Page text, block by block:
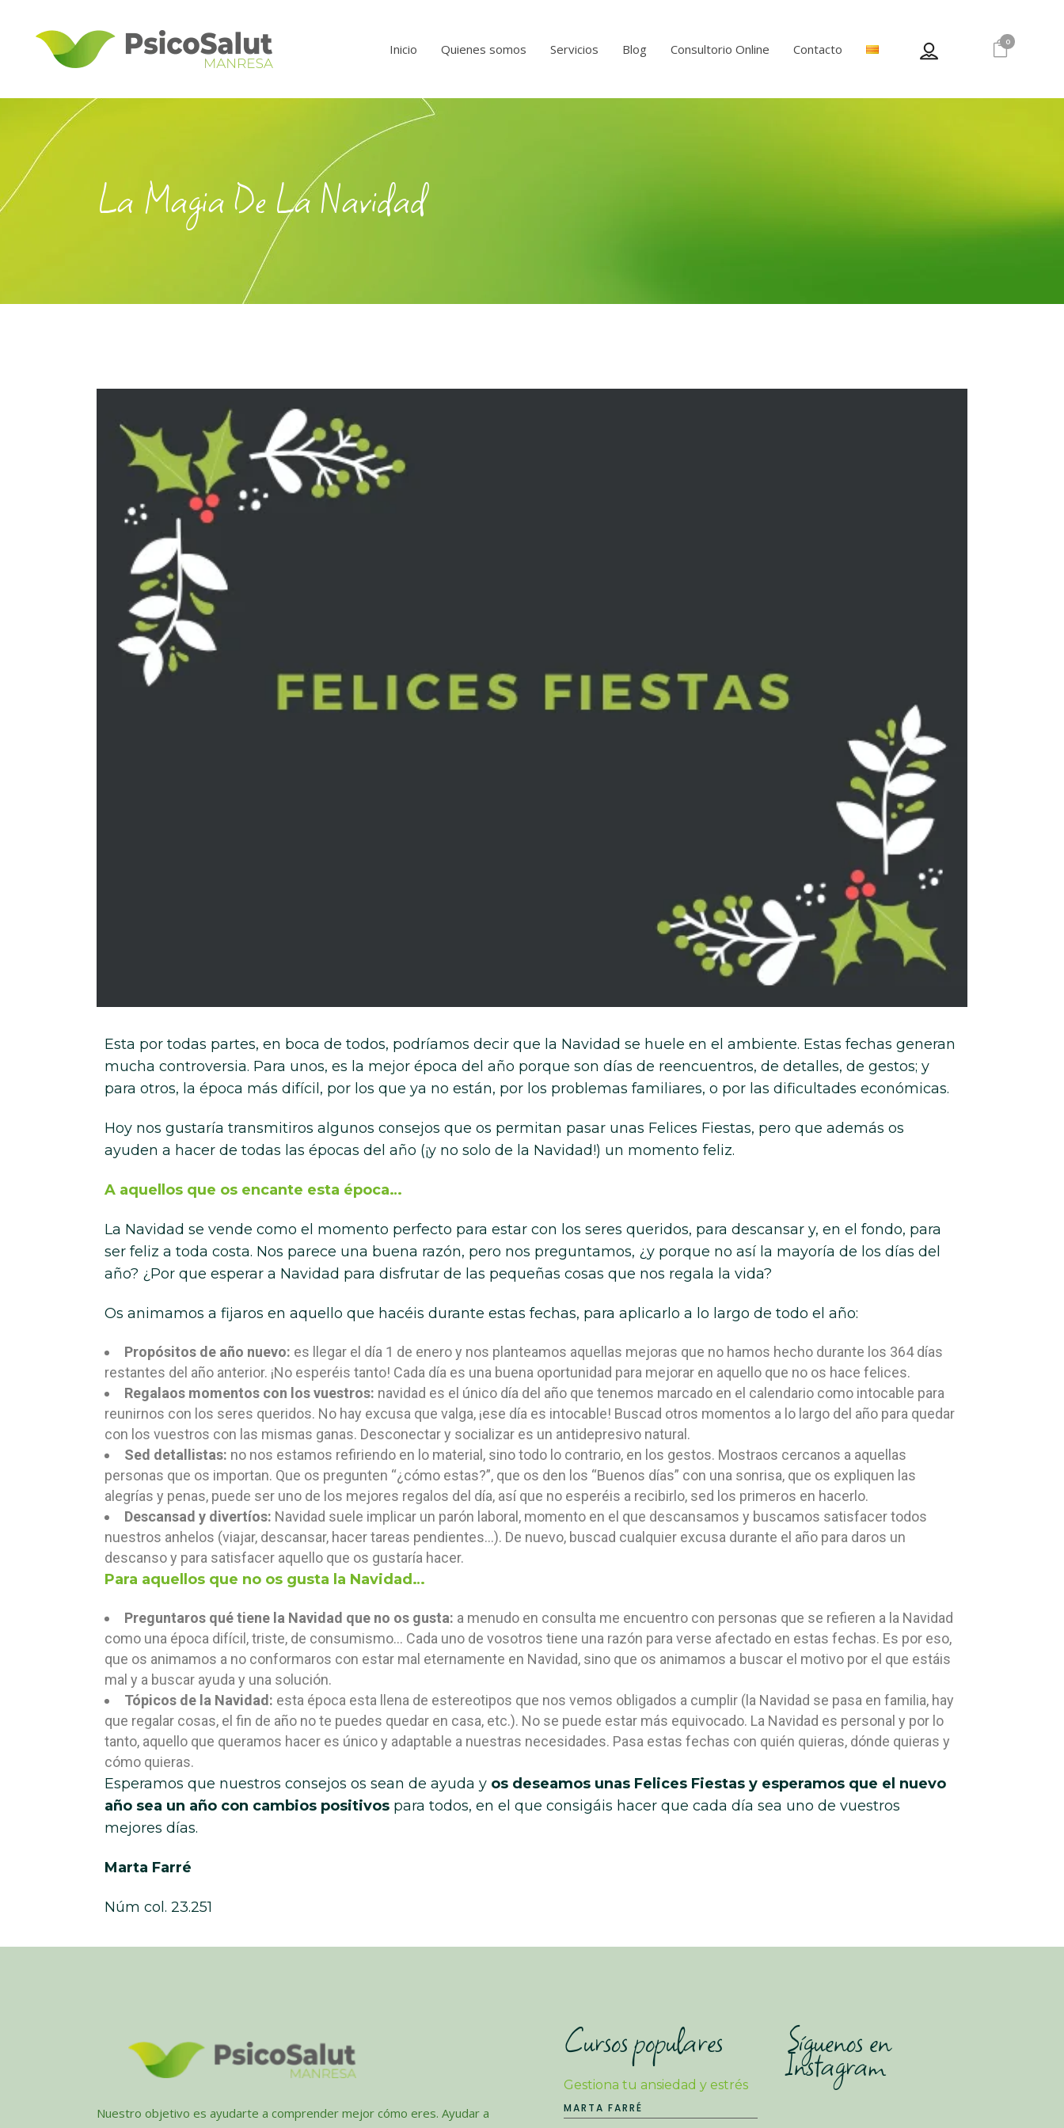
0
Inicio Quienes somos Servicios Blog Consultorio Online Contacto
La Magia De La Navidad
Esta por todas partes, en boca de todos, podríamos decir que la Navidad se huele en el ambiente. Estas fechas generan
mucha controversia. Para unos, es la mejor época del año porque son días de reencuentros, de detalles, de gestos; y
para otros, la época más difícil, por los que ya no están, por los problemas familiares, o por las dificultades económicas.
Hoy nos gustaría transmitiros algunos consejos que os permitan pasar unas Felices Fiestas, pero que además os
ayuden a hacer de todas las épocas del año (¡y no solo de la Navidad!) un momento feliz.
A aquellos que os encante esta época…
La Navidad se vende como el momento perfecto para estar con los seres queridos, para descansar y, en el fondo, para
ser feliz a toda costa. Nos parece una buena razón, pero nos preguntamos, ¿y porque no así la mayoría de los días del
año? ¿Por que esperar a Navidad para disfrutar de las pequeñas cosas que nos regala la vida?
Os animamos a fijaros en aquello que hacéis durante estas fechas, para aplicarlo a lo largo de todo el año:
Propósitos de año nuevo: es llegar el día 1 de enero y nos planteamos aquellas mejoras que no hamos hecho durante los 364 días
restantes del año anterior. ¡No esperéis tanto! Cada día es una buena oportunidad para mejorar en aquello que no os hace felices.
Regalaos momentos con los vuestros: navidad es el único día del año que tenemos marcado en el calendario como intocable para
reunirnos con los seres queridos. No hay excusa que valga, ¡ese día es intocable! Buscad otros momentos a lo largo del año para quedar
con los vuestros con las mismas ganas. Desconectar y socializar es un antidepresivo natural.
Sed detallistas: no nos estamos refiriendo en lo material, sino todo lo contrario, en los gestos. Mostraos cercanos a aquellas
personas que os importan. Que os pregunten “¿cómo estas?”, que os den los “Buenos días” con una sonrisa, que os expliquen las
alegrías y penas, puede ser uno de los mejores regalos del día, así que no esperéis a recibirlo, sed los primeros en hacerlo.
Descansad y divertíos: Navidad suele implicar un parón laboral, momento en el que descansamos y buscamos satisfacer todos
nuestros anhelos (viajar, descansar, hacer tareas pendientes…). De nuevo, buscad cualquier excusa durante el año para daros un
descanso y para satisfacer aquello que os gustaría hacer.
Para aquellos que no os gusta la Navidad…
Preguntaros qué tiene la Navidad que no os gusta: a menudo en consulta me encuentro con personas que se refieren a la Navidad
como una época difícil, triste, de consumismo… Cada uno de vosotros tiene una razón para verse afectado en estas fechas. Es por eso,
que os animamos a no conformaros con estar mal eternamente en Navidad, sino que os animamos a buscar el motivo por el que estáis
mal y a buscar ayuda y una solución.
Tópicos de la Navidad: esta época esta llena de estereotipos que nos vemos obligados a cumplir (la Navidad se pasa en familia, hay
que regalar cosas, el fin de año no te puedes quedar en casa, etc.). No se puede estar más equivocado. La Navidad es personal y por lo
tanto, aquello que queramos hacer es único y adaptable a nuestras necesidades. Pasa estas fechas con quién quieras, dónde quieras y
cómo quieras.
Esperamos que nuestros consejos os sean de ayuda y os deseamos unas Felices Fiestas y esperamos que el nuevo
año sea un año con cambios positivos para todos, en el que consigáis hacer que cada día sea uno de vuestros
mejores días.
Marta Farré
Núm col. 23.251
Nuestro objetivo es ayudarte a comprender mejor cómo eres. Ayudar a
Cursos populares
Gestiona tu ansiedad y estrés
MARTA FARRÉ
Síguenos en
Instagram